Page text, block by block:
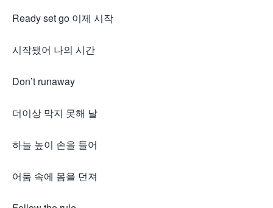
Ready set go 이제 시작
시작됐어 나의 시간
Don’t runaway
더이상 막지 못해 날
하늘 높이 손을 들어
어둠 속에 몸을 던져